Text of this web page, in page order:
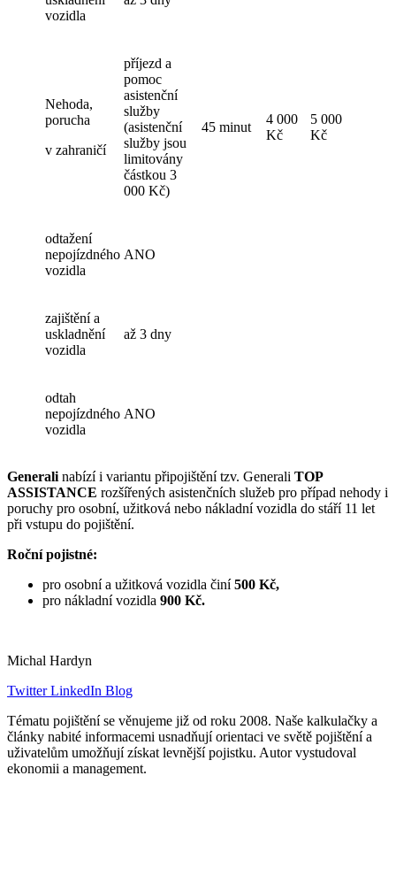
vozidla
Nehoda,
porucha
v zahraničí
příjezd a
pomoc
asistenční
služby
(asistenční
služby jsou
limitovány
částkou 3
000 Kč)
45 minut
4 000
Kč
5 000
Kč
odtažení
nepojízdného
vozidla
ANO
zajištění a
uskladnění
vozidla
až 3 dny
odtah
nepojízdného
vozidla
ANO
Generali nabízí i variantu připojištění tzv. Generali TOP
ASSISTANCE rozšířených asistenčních služeb pro případ nehody i
poruchy pro osobní, užitková nebo nákladní vozidla do stáří 11 let
při vstupu do pojištění.
Roční pojistné:
pro osobní a užitková vozidla činí500 Kč,
pro nákladní vozidla 900 Kč.
Michal Hardyn
TwitterLinkedIn Blog
Tématu pojištění se věnujeme již od roku 2008. Naše kalkulačky a
články nabité informacemi usnadňují orientaci ve světě pojištění a
uživatelům umožňují získat levnější pojistku. Autor vystudoval
ekonomii a management.